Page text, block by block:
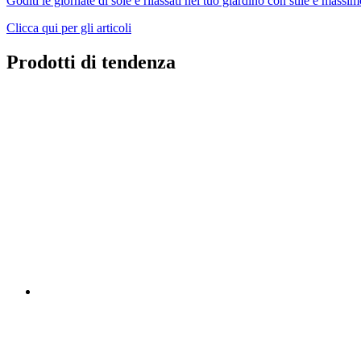
Clicca qui per gli articoli
Prodotti di tendenza